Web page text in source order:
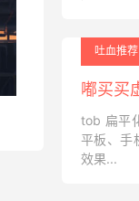
吐血推荐
嘟买买
tob 扁平
平板、手
效果...